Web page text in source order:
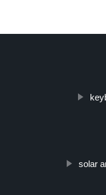
solar